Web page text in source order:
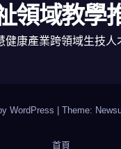
領域教學
健康產業跨領域生技人
WordPress Theme:
首頁